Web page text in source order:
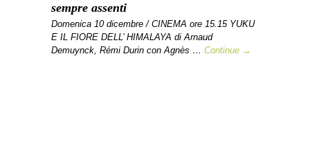
sempre assenti
Domenica 10 dicembre / CINEMA ore 15.15 YUKU
E IL FIORE DELL’ HIMALAYA di Arnaud
Demuynck, Rémi Durin con Agnès … Continue →